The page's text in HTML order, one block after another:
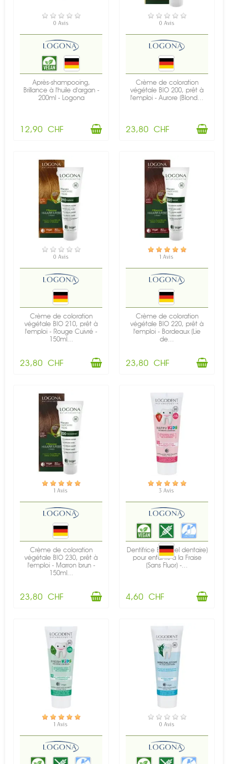
EN STOCK
0 Avis
Après-shampooing,
Brillance à l'huile d'argan -
200ml - Logona
12,90 CHF
EN STOCK
0 Avis
Crème de coloration
végétale BIO 200, prêt à
l'emploi - Aurore (Blond...
23,80 CHF
EN STOCK
0 Avis
Crème de coloration
végétale BIO 210, prêt à
l'emploi - Rouge Cuivré -
150ml...
23,80 CHF
EN STOCK
1 Avis
Crème de coloration
végétale BIO 220, prêt à
l'emploi - Bordeaux (Lie
de...
23,80 CHF
EN STOCK
1 Avis
Crème de coloration
végétale BIO 230, prêt à
l'emploi - Marron brun -
150ml...
23,80 CHF
EN STOCK
3 Avis
Dentifrice BIO (gel dentaire)
pour enfants à la Fraise
(Sans Fluor) -...
4,60 CHF
EN STOCK
1 Avis
EN STOCK
0 Avis